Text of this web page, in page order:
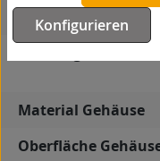
Produkttyp
Material Gehäuse
Oberfläche
Konfigurieren